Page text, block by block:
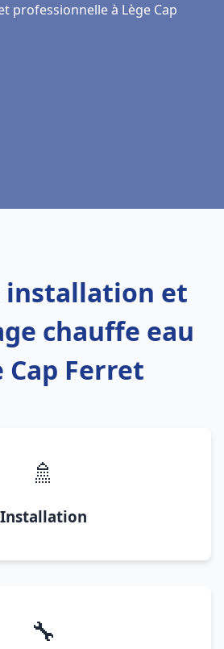
professionnelle à Lège Cap
installation et
chauffe eau
Cap Ferret
🚿
Installation
🔧